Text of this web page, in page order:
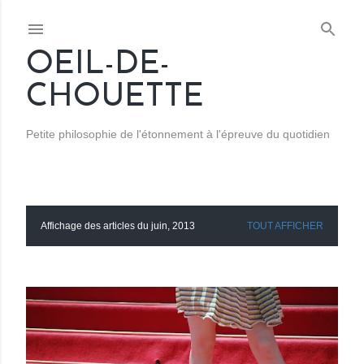
OEIL-DE-
CHOUETTE
Petite philosophie de l'étonnement à l'épreuve du quotidien
A
t
i
c
Affichage des articles du juin, 2013 TOUT AFFICHER